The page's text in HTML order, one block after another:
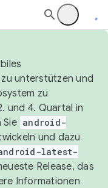
unterstützen und
zu
und 4. Quartal in
Sie android-
und dazu
latest-
Release, das
Informationen